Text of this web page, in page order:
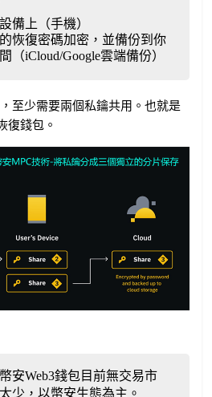
備上（手機）
恢復密碼加密，並備份到你
（iCloud/Google雲端備份）
至少需要兩個私鑰共用。也就是
復錢包。
幣安Web3錢包目前無交易市
少，以幣安生態為主。